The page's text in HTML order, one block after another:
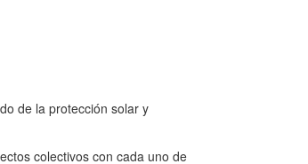
de la protección solar y
colectivos con cada uno de